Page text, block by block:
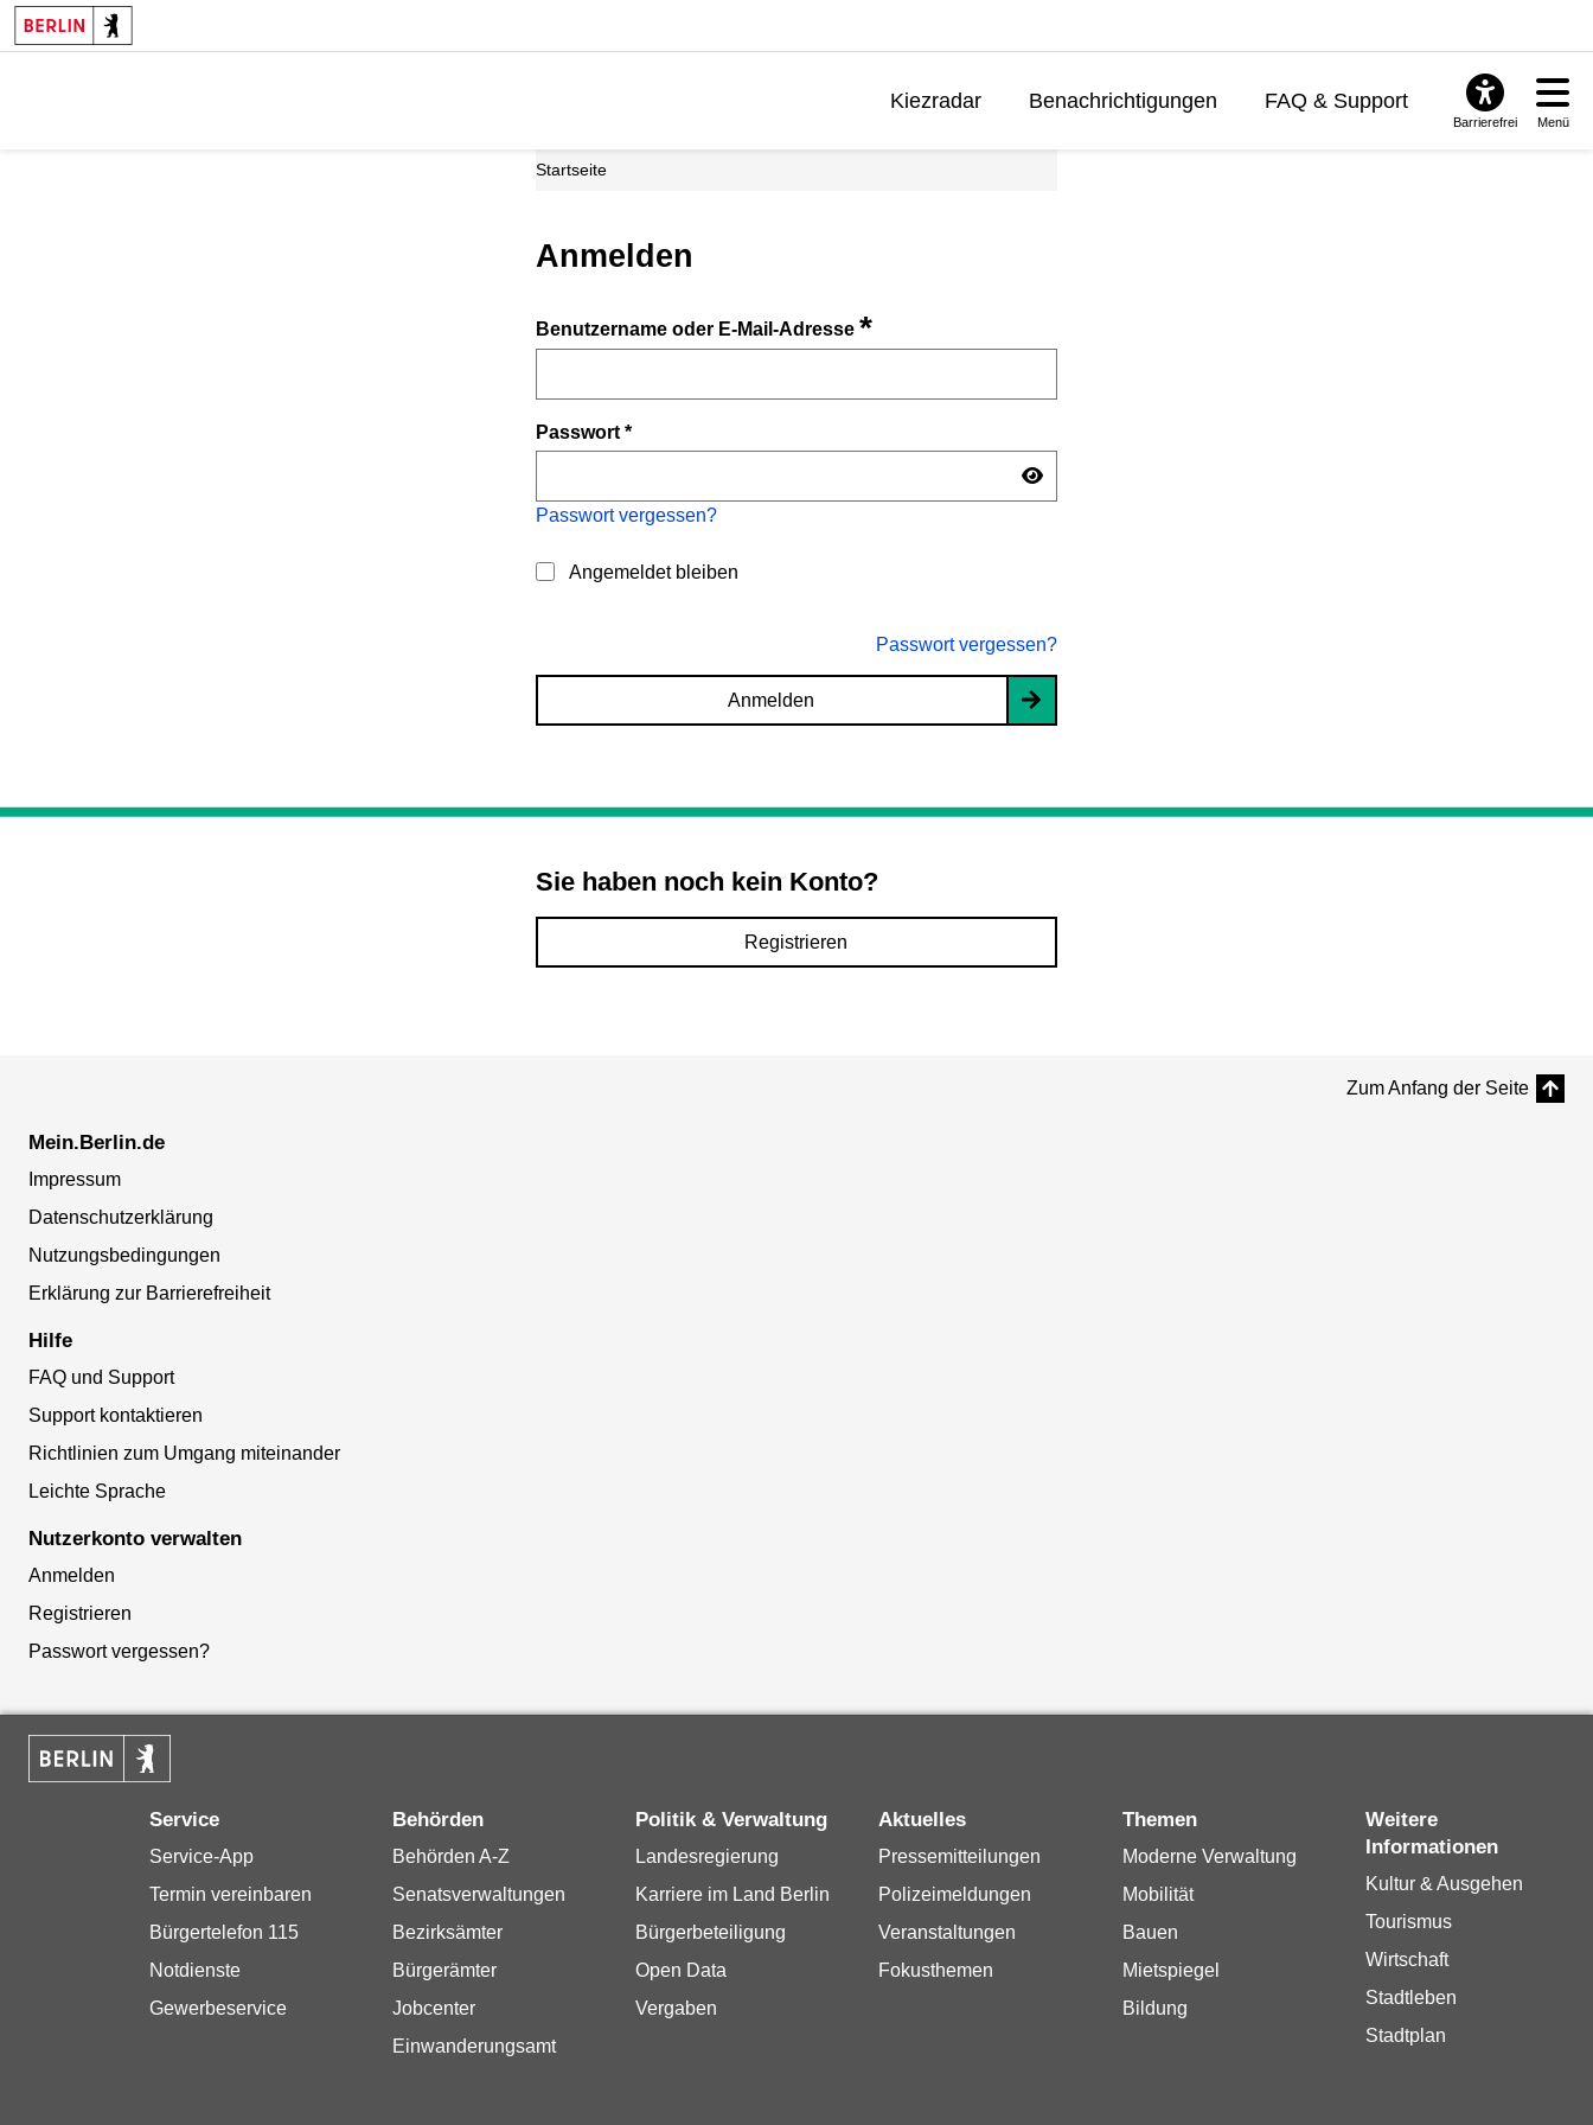
Kiezradar Benachrichtigungen FAQ & Support
Barrierefrei Menü
Startseite
Anmelden
Benutzername oder E-Mail-Adresse*
Passwort*
Passwort vergessen?
Angemeldet bleiben
Passwort vergessen?
Anmelden
Sie haben noch kein Konto?
Registrieren
Zum Anfang der Seite
Mein.Berlin.de
Impressum
Datenschutzerklärung
Nutzungsbedingungen
Erklärung zur Barrierefreiheit
Hilfe
FAQ und Support
Support kontaktieren
Richtlinien zum Umgang miteinander
Leichte Sprache
Nutzerkonto verwalten
Anmelden
Registrieren
Passwort vergessen?
Service
Service-App
Termin vereinbaren
Bürgertelefon 115
Notdienste
Gewerbeservice
Behörden
Behörden A-Z
Senatsverwaltungen
Bezirksämter
Bürgerämter
Jobcenter
Einwanderungsamt
Politik & Verwaltung
Landesregierung
Karriere im Land Berlin
Bürgerbeteiligung
Open Data
Vergaben
Aktuelles
Pressemitteilungen
Polizeimeldungen
Veranstaltungen
Fokusthemen
Themen
Moderne Verwaltung
Mobilität
Bauen
Mietspiegel
Bildung
Weitere
Informationen
Kultur & Ausgehen
Tourismus
Wirtschaft
Stadtleben
Stadtplan